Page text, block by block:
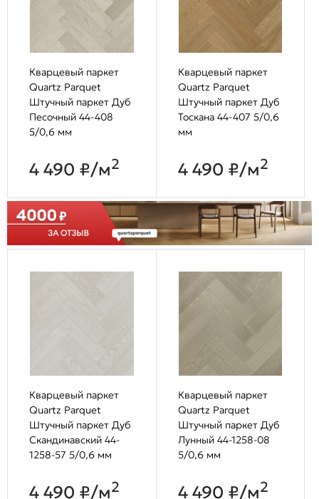
Кварцевый паркет
Quartz Parquet
Штучный паркет Дуб
Песочный 44-408
5/0,6 мм
4 490 ₽/м2
Кварцевый паркет
Quartz Parquet
Штучный паркет Дуб
Тоскана 44-407 5/0,6
мм
4 490 ₽/м2
Кварцевый паркет
Quartz Parquet
Штучный паркет Дуб
Скандинавский 44-
1258-57 5/0,6 мм
4 490 ₽/м2
Кварцевый паркет
Quartz Parquet
Штучный паркет Дуб
Лунный 44-1258-08
5/0,6 мм
4 490 ₽/м2